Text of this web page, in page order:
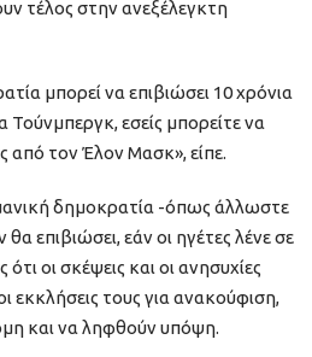
τέλος στην ανεξέλεγκτη
μπορεί να επιβιώσει 10 χρόνια
εσείς μπορείτε να
από τον Έλον Μασκ», είπε.
δημοκρατία -όπως άλλωστε
επιβιώσει, εάν οι ηγέτες λένε σε
οι σκέψεις και οι ανησυχίες
εκκλήσεις τους για ανακούφιση,
και να ληφθούν υπόψη.